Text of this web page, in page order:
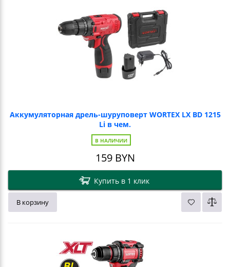
Аккумуляторная дрель-шуруповерт WORTEX LX BD 1215
Li в чем.
В НАЛИЧИИ
159BYN
Купить в 1 клик
В корзину